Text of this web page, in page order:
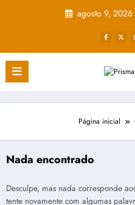
agosto 9, 2026
Página inicial
Nada encontrado
Desculpe, mas nada corresponde
tente novamente com algumas